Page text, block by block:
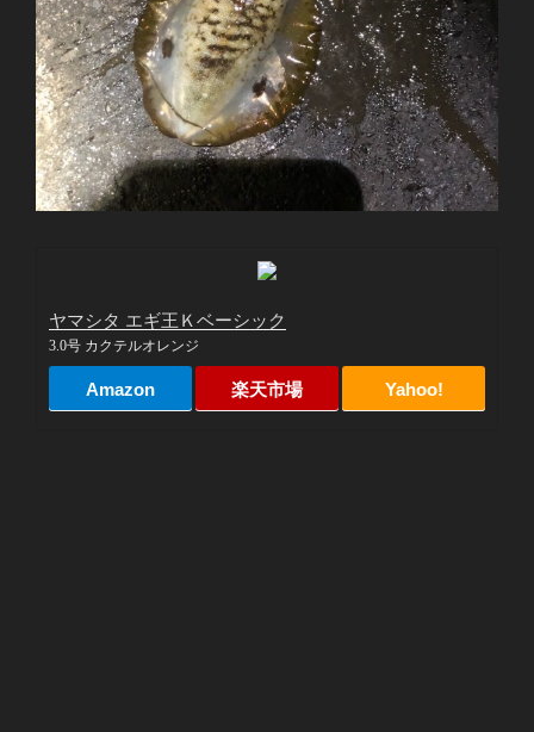
ヤマシタ エギ王Ｋベーシック
3.0号 カクテルオレンジ
Amazon 楽天市場 Yahoo!